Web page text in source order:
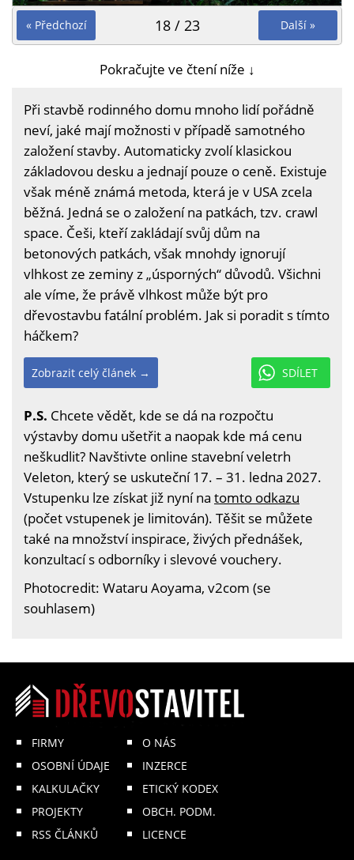
« Předchozí Další »
18 / 23
Pokračujte ve čtení níže ↓
Při stavbě rodinného domu mnoho lidí pořádně
neví, jaké mají možnosti v případě samotného
založení stavby. Automaticky zvolí klasickou
základovou desku a jednají pouze o ceně. Existuje
však méně známá metoda, která je v USA zcela
běžná. Jedná se o založení na patkách, tzv. crawl
space. Češi, kteří zakládají svůj dům na
betonových patkách, však mnohdy ignorují
vlhkost ze zeminy z „úsporných“ důvodů. Všichni
ale víme, že právě vlhkost může být pro
dřevostavbu fatální problém. Jak si poradit s tímto
háčkem?
SDÍLET
Zobrazit celý článek →
P.S. Chcete vědět, kde se dá na rozpočtu
výstavby domu ušetřit a naopak kde má cenu
neškudlit? Navštivte online stavební veletrh
Veleton, který se uskuteční 17. – 31. ledna 2027.
Vstupenku lze získat již nyní na tomto odkazu
(počet vstupenek je limitován). Těšit se můžete
také na množství inspirace, živých přednášek,
konzultací s odborníky i slevové vouchery.
Photocredit: Wataru Aoyama, v2com (se
souhlasem)
FIRMY
OSOBNÍ ÚDAJE
KALKULAČKY
PROJEKTY
RSS ČLÁNKŮ
O NÁS
INZERCE
ETICKÝ KODEX
OBCH. PODM.
LICENCE